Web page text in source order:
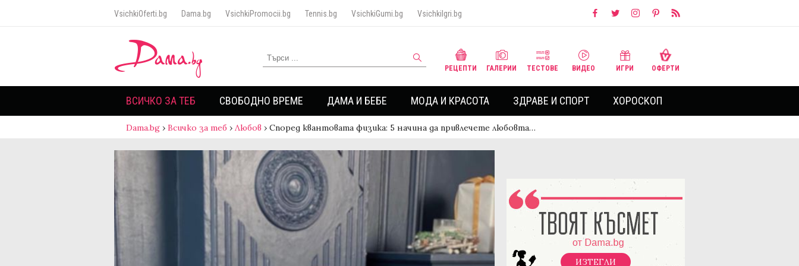
VsichkiOferti.bg Dama.bg VsichkiPromocii.bg Tennis.bg VsichkiGumi.bg VsichkiIgri.bg
РЕЦЕПТИ ГАЛЕРИИ ТЕСТОВЕ ВИДЕО ИГРИ ОФЕРТИ
ВСИЧКО ЗА ТЕБ СВОБОДНО ВРЕМЕ ДАМА И БЕБЕ МОДА И КРАСОТА ЗДРАВЕ И СПОРТ ХОРОСКОП
Dama.bg › Всичко за теб › Любов › Според квантовата физика: 5 начина да привлечете любовта…
ИЗТЕГЛИ